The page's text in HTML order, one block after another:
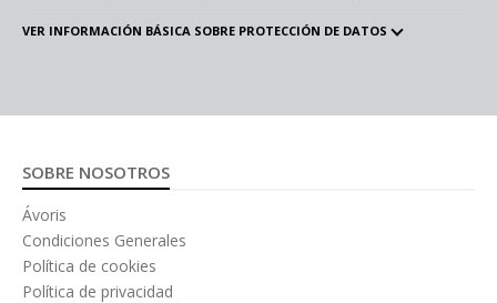
VER INFORMACIÓN BÁSICA SOBRE PROTECCIÓN DE DATOS
SOBRE NOSOTROS
Ávoris
Condiciones Generales
Política de cookies
Política de privacidad